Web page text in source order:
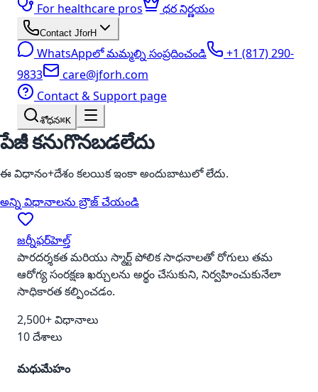
For healthcare pros ధర నిర్ణయం
Contact JforH
WhatsAppలో మమ్మల్ని సంప్రదించండి
+1 (817) 290-
9833
care@jforh.com
Contact & Support page
శోధన⌘K
పేజీ కనుగొనబడలేదు
ఈ విధానం+దేశం కలయిక ఇంకా అందుబాటులో లేదు.
అన్ని విధానాలను బ్రౌజ్ చేయండి
జర్నీఫర్‌హెల్త్
పారదర్శకత మరియు స్మార్ట్ పోలిక సాధనాలతో రోగులు తమ
ఆరోగ్య సంరక్షణ ఖర్చులను అర్థం చేసుకుని, నిర్వహించుకునేలా
సాధికారత కల్పించడం.
2,500+ విధానాలు
10 దేశాలు
మధుమేహం